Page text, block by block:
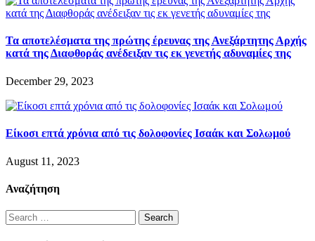
Τα αποτελέσματα της πρώτης έρευνας της Ανεξάρτητης Αρχής
κατά της Διαφθοράς ανέδειξαν τις εκ γενετής αδυναμίες της
December 29, 2023
Είκοσι επτά χρόνια από τις δολοφονίες Ισαάκ και Σολωμού
August 11, 2023
Αναζήτηση
Search
for: